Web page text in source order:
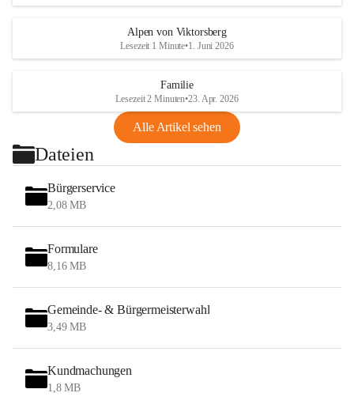
Alpen von Viktorsberg
Lesezeit 1 Minute•1. Juni 2026
Familie
Lesezeit 2 Minuten•23. Apr. 2026
Alle Artikel sehen
Dateien
Bürgerservice
2,08 MB
Formulare
8,16 MB
Gemeinde- & Bürgermeisterwahl
3,49 MB
Kundmachungen
1,8 MB